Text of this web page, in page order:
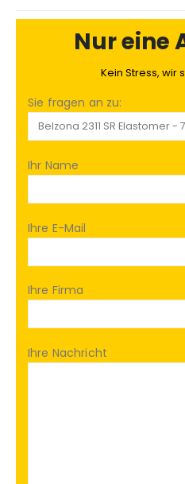
Nur eine
Kein Stress, wir
Sie fragen an zu:
Ihr Name
Ihre E-Mail
Ihre Firma
Ihre Nachricht